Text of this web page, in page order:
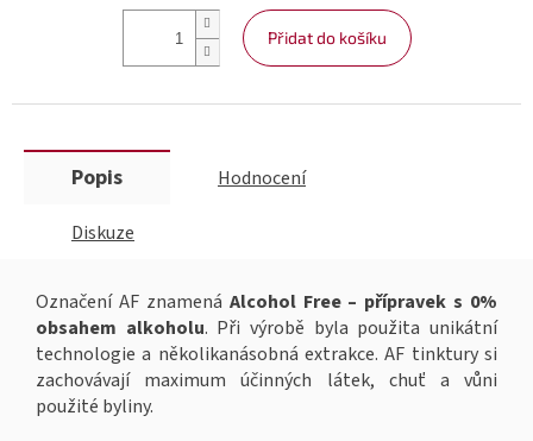
Přidat do košíku
Popis Hodnocení
Diskuze
Označení AF znamená Alcohol Free – přípravek s 0%
obsahem alkoholu. Při výrobě byla použita unikátní
technologie a několikanásobná extrakce. AF tinktury si
zachovávají maximum účinných látek, chuť a vůni
použité byliny.